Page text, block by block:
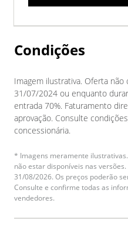
Condições
Imagem ilustrativa. Oferta não
31/07/2024 ou enquanto
entrada 70%. Faturamento
aprovação. Consulte
concessionária.
* Imagens meramente
não estar disponíveis nas
31/08/2026. Os preços poderão
Consulte e confirme todas as
vendedores.